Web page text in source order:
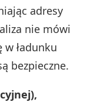
adresy
nie mówi
ładunku
bezpieczne.